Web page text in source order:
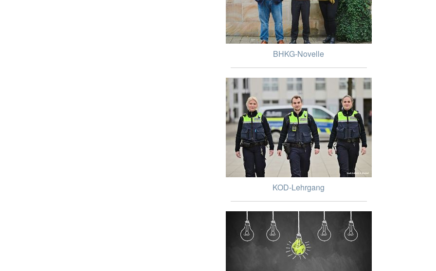
BHKG-Novelle
KOD-Lehrgang